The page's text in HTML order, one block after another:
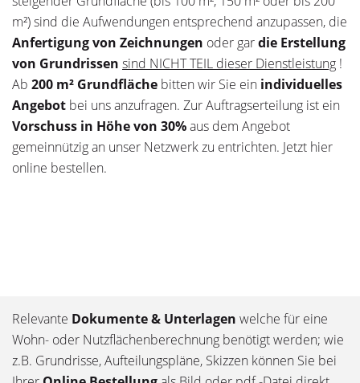
m²) sind die Aufwendungen entsprechend anzupassen, die
Anfertigung von Zeichnungen oder gardie Erstellung
von Grundrissen sind NICHT TEIL dieser Dienstleistung !
Ab 200 m² Grundfläche bitten wir Sie ein individuelles
Angebot bei uns anzufragen. Zur Auftragserteilung ist ein
Vorschuss in Höhe von 30%aus dem Angebot
gemeinnützig an unser Netzwerk zu entrichten. Jetzt hier
online bestellen.
Relevante Dokumente & Unterlagen welche für eine
Wohn- oder Nutzflächenberechnung benötigt werden; wie
z.B. Grundrisse, Aufteilungspläne, Skizzen können Sie bei